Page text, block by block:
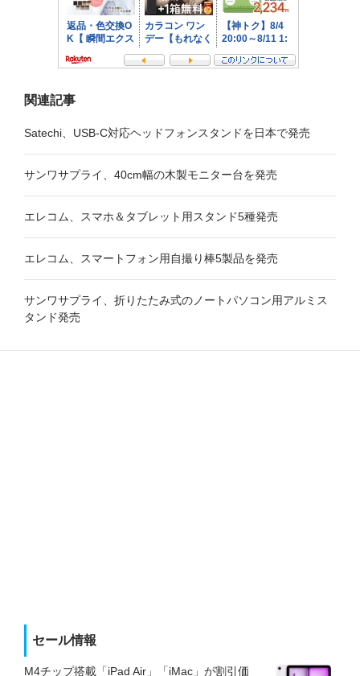
関連記事
Satechi、USB-C対応ヘッドフォンスタンドを日本で発売
サンワサプライ、40cm幅の木製モニター台を発売
エレコム、スマホ＆タブレット用スタンド5種発売
エレコム、スマートフォン用自撮り棒5製品を発売
サンワサプライ、折りたたみ式のノートパソコン用アルミス
タンド発売
セール情報
M4チップ搭載「iPad Air」「iMac」が割引価